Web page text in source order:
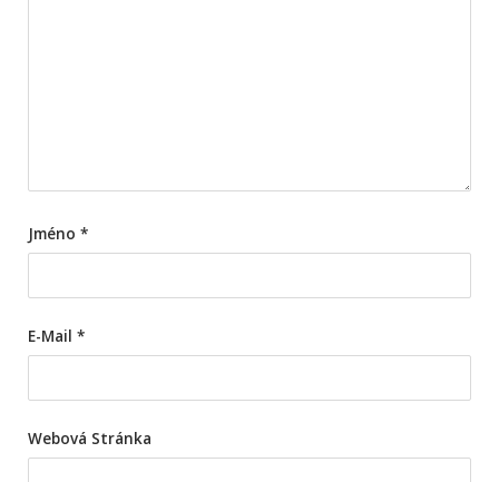
Jméno *
E-Mail *
Webová Stránka